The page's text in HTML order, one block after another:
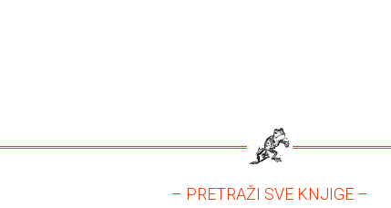
– PRETRAŽI SVE KNJIGE –